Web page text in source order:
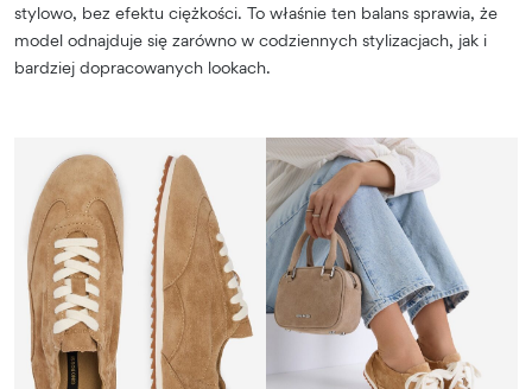
stylowo, bez efektu ciężkości. To właśnie ten balans sprawia, że
model odnajduje się zarówno w codziennych stylizacjach, jak i
bardziej dopracowanych lookach.